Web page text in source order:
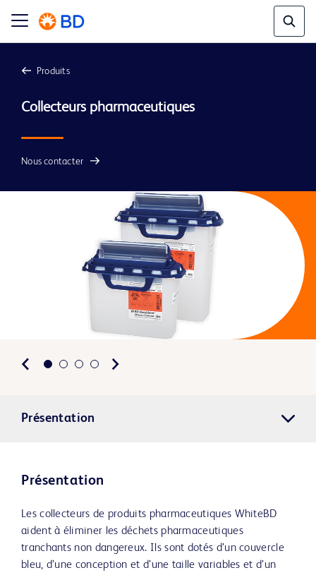
Produits
Nous contacter
Présentation
Présentation
Les collecteurs de produits pharmaceutiques WhiteBD
aident à éliminer les déchets pharmaceutiques
tranchants non dangereux. Ils sont dotés d’un couvercle
bleu, d’une conception et d’une taille variables et d’un